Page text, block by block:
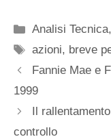
Categorie
Analisi Tecnica,
Tag
azioni, breve
Fannie Mae e
1999
Il
controllo